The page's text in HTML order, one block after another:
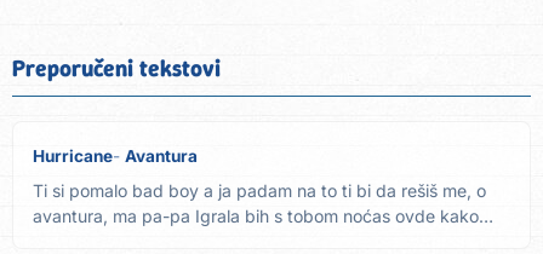
Preporučeni tekstovi
Hurricane Avantura
Ti si pomalo bad boy a ja padam na to ti bi da rešiš me, o
avantura, ma pa-pa Igrala bih s tobom noćas ovde kako